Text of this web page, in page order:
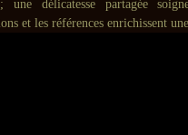
délicatesse partagée
et les références enrichissent